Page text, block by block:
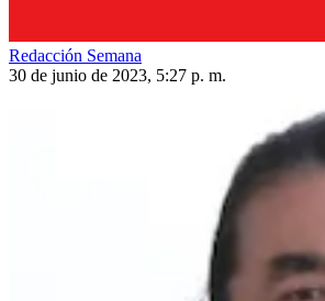
Redacción Semana
30 de junio de 2023, 5:27 p. m.